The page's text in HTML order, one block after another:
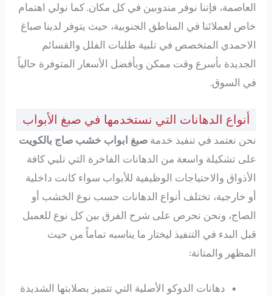
العاصمة، فإننا نوفر مندوبين في كل مكان. كما نولي اهتمام
خاص لعملائنا في المناطق الجنوبية، حيث يتوفر لدينا صباغ
الاحمدي المتخصص في تلبية طلبات الفلل والقسائم
الجديدة بأسرع وقت ممكن وبأفضل الأسعار المتوفرة حالياً
في السوق.
أنواع الدهانات التي نستخدمها في صبغ الأبواب
نحن نعتمد في تنفيذ خدمةصبغ ابواب خشب صاج بالكويت
على تشكيلة واسعة من الدهانات الفاخرة التي تلبي كافة
الأذواق والاحتياجات الوظيفية للأبواب سواء كانت داخلية
أو خارجية، تختلف أنواع الدهانات حسب نوع الخشب أو
الصاج، ونحن نحرص على شرح الفرق بين كل نوع للعميل
قبل البدء في التنفيذ ليختار ما يناسبه تماماً من حيث
المظهر والمتانة:
دهانات الدوكو الأصلية التي تتميز بصلابتها الشديدة